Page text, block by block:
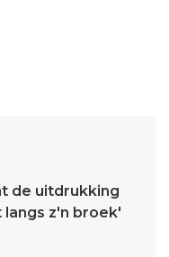
de uitdrukking
z'n broek'